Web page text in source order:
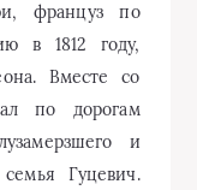
француз по
в 1812 году,
Вместе со
по дорогам
и
Гуцевич.